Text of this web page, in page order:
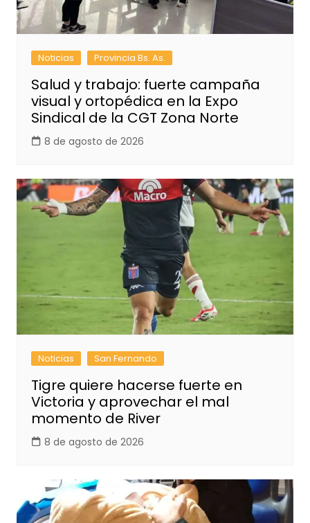
Noticias Provincia Bs. As.
Salud y trabajo: fuerte campaña
visual y ortopédica en la Expo
Sindical de la CGT Zona Norte
8 de agosto de 2026
Noticias San Fernando
Tigre quiere hacerse fuerte en
Victoria y aprovechar el mal
momento de River
8 de agosto de 2026